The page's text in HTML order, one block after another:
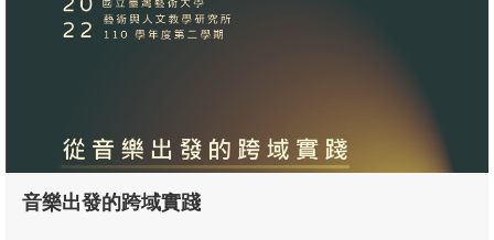
音樂出發的跨域實踐